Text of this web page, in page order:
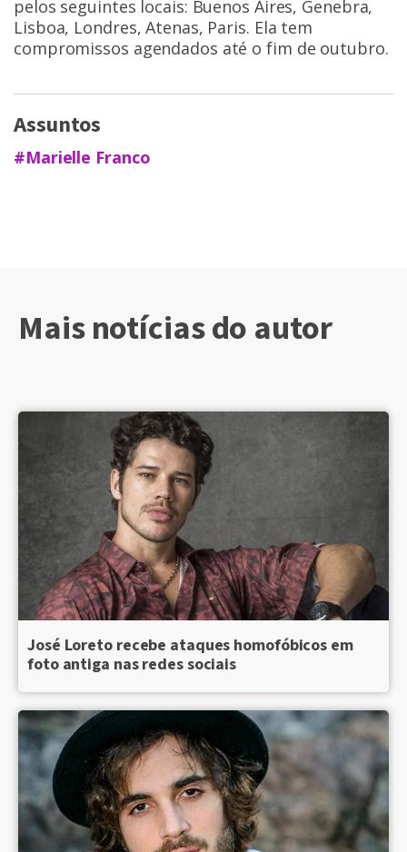
pelos seguintes locais: Buenos Aires, Genebra,
Lisboa, Londres, Atenas, Paris. Ela tem
compromissos agendados até o fim de outubro.
Assuntos
#Marielle Franco
Mais notícias do autor
José Loreto recebe ataques homofóbicos em
foto antiga nas redes sociais